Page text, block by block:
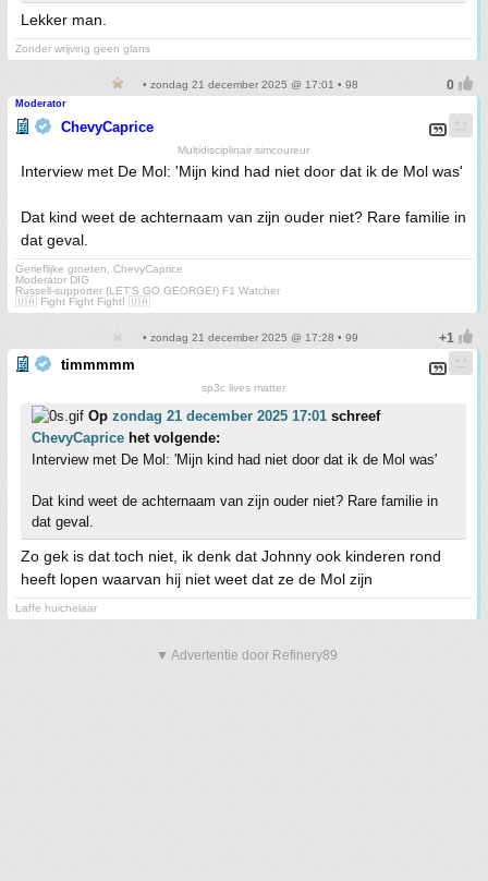
Lekker man.
Zonder wrijving geen glans
• zondag 21 december 2025 @ 17:01 • 98
Moderator
ChevyCaprice
Multidisciplinair simcoureur
Interview met De Mol: 'Mijn kind had niet door dat ik de Mol was'
Dat kind weet de achternaam van zijn ouder niet? Rare familie in
dat geval.
Gerieflijke groeten, ChevyCaprice
Moderator DIG
Russell-supporter (LET'S GO GEORGE!) F1 Watcher
🇺🇦 Fight Fight Fight! 🇺🇦
• zondag 21 december 2025 @ 17:28 • 99
timmmmm
sp3c lives matter
Op zondag 21 december 2025 17:01 schreef
ChevyCaprice het volgende:
Interview met De Mol: 'Mijn kind had niet door dat ik de Mol was'
Dat kind weet de achternaam van zijn ouder niet? Rare familie in
dat geval.
Zo gek is dat toch niet, ik denk dat Johnny ook kinderen rond
heeft lopen waarvan hij niet weet dat ze de Mol zijn
Laffe huichelaar
▼ Advertentie door Refinery89